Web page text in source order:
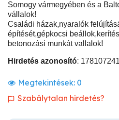
Somogy vármegyében és a
vállalok!
Családi házak,nyaralók
építését,gépkocsi
betonozási munkát vallalok!
Hirdetés azonosító:
Megtekintések: 0
Szabálytalan hirdetés?